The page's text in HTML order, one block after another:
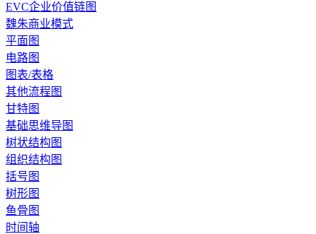
EVC企业价值链图
魏朱商业模式
平面图
电路图
图表/表格
其他流程图
甘特图
基础思维导图
树状结构图
组织结构图
括号图
树形图
鱼骨图
时间轴